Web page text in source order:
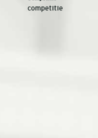
competitie